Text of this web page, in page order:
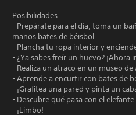
Posibilidades
- Prepárate para el día, toma un
manos bates de béisbol
- Plancha tu ropa interior y
- ¿Ya sabes freír un huevo? ¡Ahora
- Realiza un atraco en un museo de
- Aprende a encurtir con bates de
- ¡Grafitea una pared y pinta un
- Descubre qué pasa con el
- ¡Limbo!